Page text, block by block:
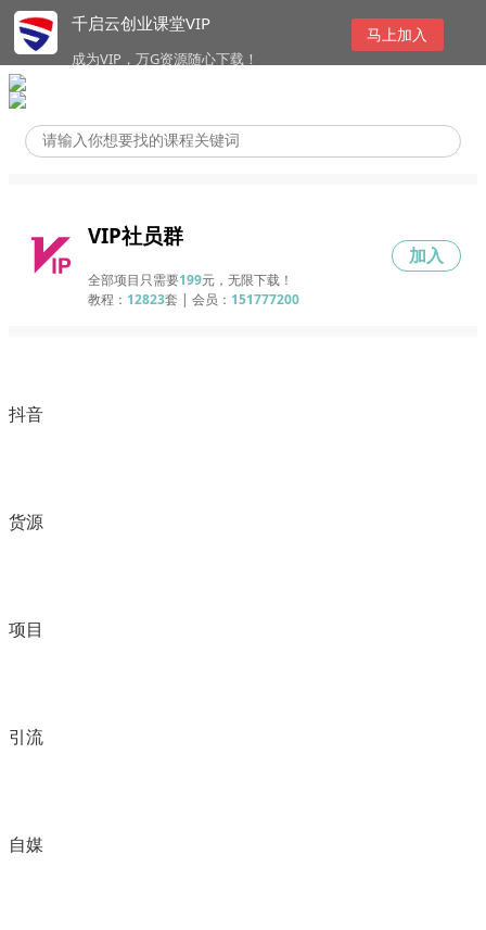
千启云创业课堂VIP
成为VIP，万G资源随心下载！
马上加入
VIP社员群
全部项目只需要199元，无限下载！
教程： 12823套 | 会员： 151777200
加入
抖音
货源
项目
引流
自媒